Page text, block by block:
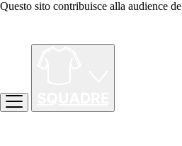
Questo sito contribuisce alla audience de